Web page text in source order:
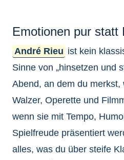
Emotionen pur statt
André Rieu ist kein
Sinne von „hinsetzen und
Abend, an dem du merkst,
Walzer, Operette und
wenn sie mit Tempo,
Spielfreude präsentiert
alles, was du über steife